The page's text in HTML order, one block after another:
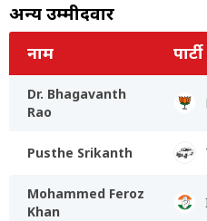
अन्य उम्मीदवार
नाम पार्टी
Dr. Bhagavanth
Rao
Pusthe Srikanth
Mohammed Feroz
Khan